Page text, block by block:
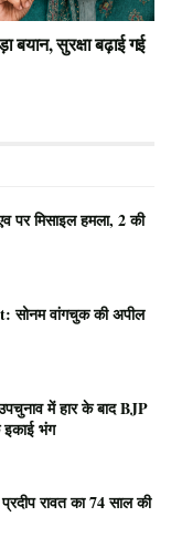
बयान, सुरक्षा बढ़ाई गई
मिसाइल हमला, 2 की
सोनम वांगचुक की अपील
में हार के बाद BJP
इकाई भंग
रावत का 74 साल की